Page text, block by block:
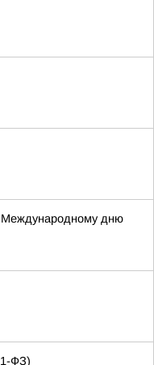
Международному дню
ФЗ)